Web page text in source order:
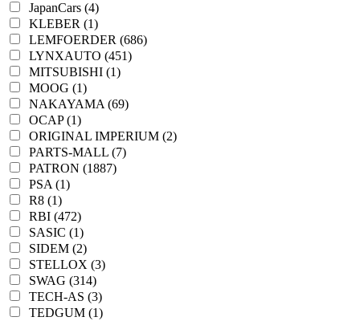
JapanCars (4)
KLEBER (1)
LEMFOERDER (686)
LYNXAUTO (451)
MITSUBISHI (1)
MOOG (1)
NAKAYAMA (69)
OCAP (1)
ORIGINAL IMPERIUM (2)
PARTS-MALL (7)
PATRON (1887)
PSA (1)
R8 (1)
RBI (472)
SASIC (1)
SIDEM (2)
STELLOX (3)
SWAG (314)
TECH-AS (3)
TEDGUM (1)